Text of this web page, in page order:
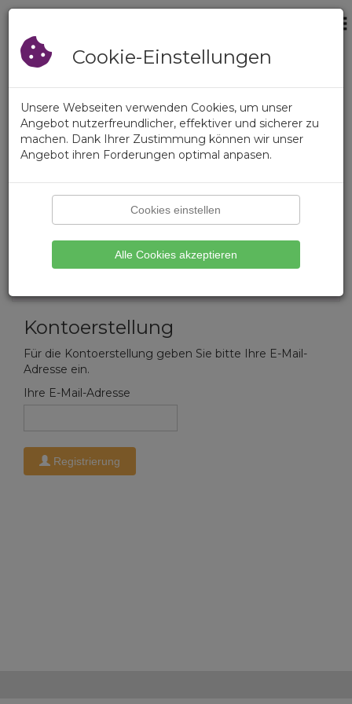
Cookie-Einstellungen
Unsere Webseiten verwenden Cookies, um unser
Angebot nutzerfreundlicher, effektiver und sicherer zu
machen. Dank Ihrer Zustimmung können wir unser
Angebot ihren Forderungen optimal anpasen.
Cookies einstellen
Alle Cookies akzeptieren
Anmeldung
Anmeldung
Benutzername oder E-Mail-Adresse
Kennwort vergessen?
Anmelden
Kontoerstellung
Für die Kontoerstellung geben Sie bitte Ihre E-Mail-
Adresse ein.
Ihre E-Mail-Adresse
Registrierung